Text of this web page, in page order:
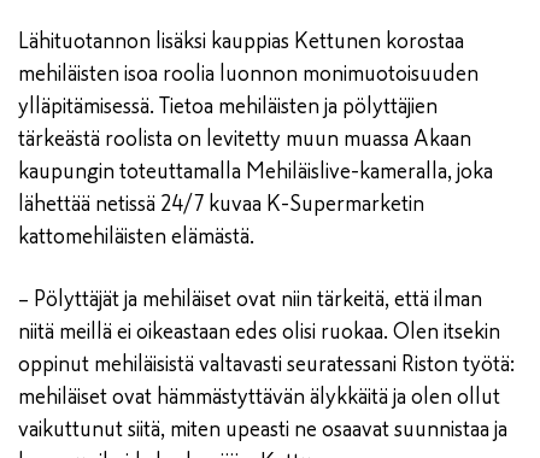
Lähituotannon lisäksi kauppias Kettunen korostaa
mehiläisten isoa roolia luonnon monimuotoisuuden
ylläpitämisessä. Tietoa mehiläisten ja pölyttäjien
tärkeästä roolista on levitetty muun muassa Akaan
kaupungin toteuttamalla Mehiläislive-kameralla, joka
lähettää netissä 24/7 kuvaa K-Supermarketin
kattomehiläisten elämästä.
– Pölyttäjät ja mehiläiset ovat niin tärkeitä, että ilman
niitä meillä ei oikeastaan edes olisi ruokaa. Olen itsekin
oppinut mehiläisistä valtavasti seuratessani Riston työtä:
mehiläiset ovat hämmästyttävän älykkäitä ja olen ollut
vaikuttunut siitä, miten upeasti ne osaavat suunnistaa ja